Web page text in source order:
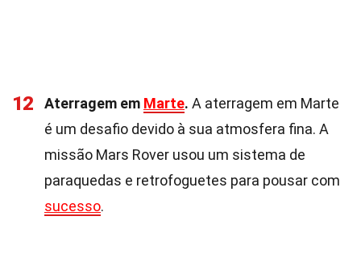
12 Aterragem em Marte. A aterragem em Marte
é um desafio devido à sua atmosfera fina. A
missão Mars Rover usou um sistema de
paraquedas e retrofoguetes para pousar com
sucesso.